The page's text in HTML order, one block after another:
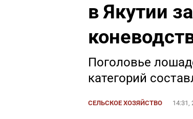
в Якутии
Поголовье
категорий
СЕЛЬСКОЕ ХОЗЯЙСТВО 14:31,